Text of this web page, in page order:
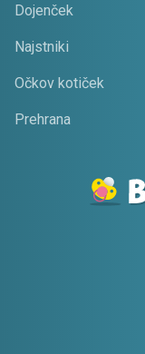
Dojenček
Najstniki
Očkov kotiček
Prehrana